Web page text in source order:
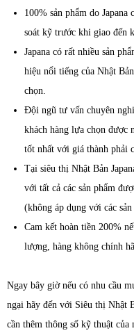
100% sản phẩm do
soát kỹ trước khi giao đến
Japana có rất nhiều sản
hiệu nổi tiếng của Nhật
chọn.
Đội ngũ tư vấn chuyên
khách hàng lựa chọn được
tốt nhất với giá thành phải
Tại siêu thị Nhật Bản
với tất cả các sản phẩm
(không áp dụng với các
Cam kết hoàn tiền 200%
lượng, hàng không chính
Ngay bây giờ nếu có nhu cầu
ngại hãy đến với Siêu thị Nhật
cần thêm thông số kỹ thuật